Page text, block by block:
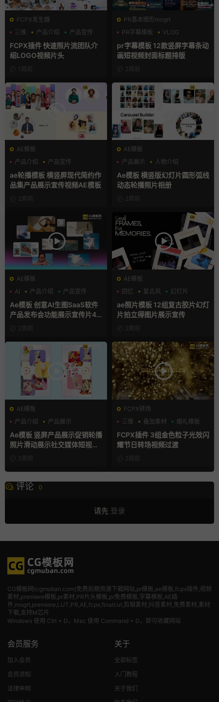
FCPX发生器
三维
产品介绍 产品宣传
FCPX插件 快速照片流团队介
绍LOGO视频片头
1周前
PR基本图形mogrt
PR字幕模板
VLOG
人物介绍
pr字幕模板 12款竖屏字幕条动
画短视频封面标题排版
2周前
AE模板
产品介绍
产品宣传
产品展示
ae轮播模板 横竖屏现代简约作
品集产品展示宣传视频AE模板
2周前
AE模板
产品展示
人物介绍
团队介绍
Ae模板 横竖版幻灯片圆形弧线
动态轮播照片相册
2周前
AE模板
AI
产品介绍 产品宣传
Ae模板 创意AI生图SaaS软件
产品发布会功能展示宣传片4K
片头2周前
AE模板
回忆
复古风 幻灯片
ae照片模板 12组复古胶片幻灯
片拍立得图片展示宣传
2周前
AE模板
产品介绍
产品展示
卡通模板
Ae模板 竖屏产品展示促销轮播
照片滑动展示社交媒体短视频
片头2周前
FCPX转场
三维
叠加素材 婚礼模板
FCPX插件 3组金色粒子光效闪
耀节日转场视频过渡
2周前
评论 0
请先 登录
CG模板网(cgmuban.com)免费后期资源下载网站,pr模板,ae模板,fcpx插件,视频
素材 ,premiere模板,pr素材,PR片头模板,pr免费模板,字幕模板,AE插
件,mogrt,premiere,LUT,PR,AE,fcpx,finalcut,剪辑素材,抖音素材,免费素材,素材
下载,支持M芯片
Windows 使用 Ctrl + D，Mac 使用 Command + D，即可收藏网站
会员服务
加入会员
会员须知
法律申明
关于
全部标签
入门教程
关于我们